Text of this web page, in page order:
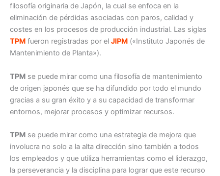
filosofía originaria de Japón, la cual se enfoca en la
eliminación de pérdidas asociadas con paros, calidad y
costes en los procesos de producción industrial. Las siglas
TPM fueron registradas por el JIPM («Instituto Japonés de
Mantenimiento de Planta»).
TPM se puede mirar como una filosofía de mantenimiento
de origen japonés que se ha difundido por todo el mundo
gracias a su gran éxito y a su capacidad de transformar
entornos, mejorar procesos y optimizar recursos.
TPM se puede mirar como una estrategia de mejora que
involucra no solo a la alta dirección sino también a todos
los empleados y que utiliza herramientas como el liderazgo,
la perseverancia y la disciplina para lograr que este recurso